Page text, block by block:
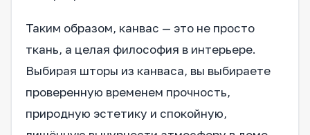
Таким образом, канвас — это не просто
ткань, а целая философия в интерьере.
Выбирая шторы из канваса, вы выбираете
проверенную временем прочность,
природную эстетику и спокойную,